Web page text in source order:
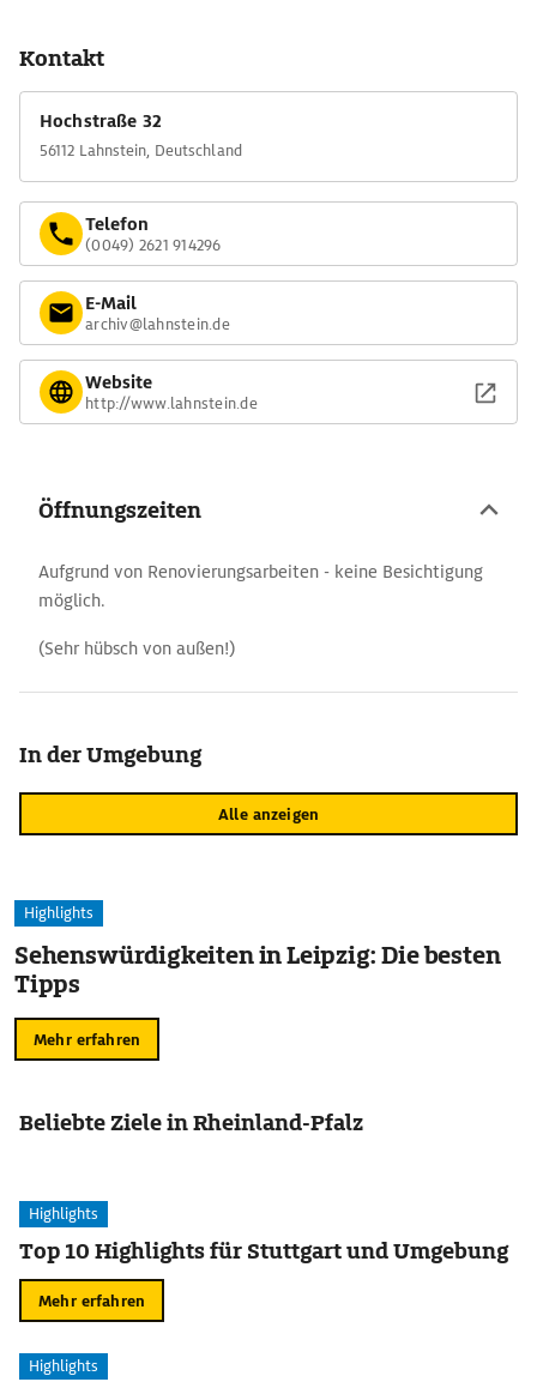
Kontakt
Hochstraße 32
56112 Lahnstein, Deutschland
Telefon
(0049) 2621 914296
E-Mail
archiv@lahnstein.de
Website
http://www.lahnstein.de
Öffnungszeiten
Aufgrund von Renovierungsarbeiten - keine Besichtigung
möglich.
(Sehr hübsch von außen!)
In der Umgebung
Alle anzeigen
Highlights
Sehenswürdigkeiten in Leipzig: Die besten
Tipps
Mehr erfahren
Beliebte Ziele in Rheinland-Pfalz
Highlights
Top 10 Highlights für Stuttgart und Umgebung
Mehr erfahren
Highlights